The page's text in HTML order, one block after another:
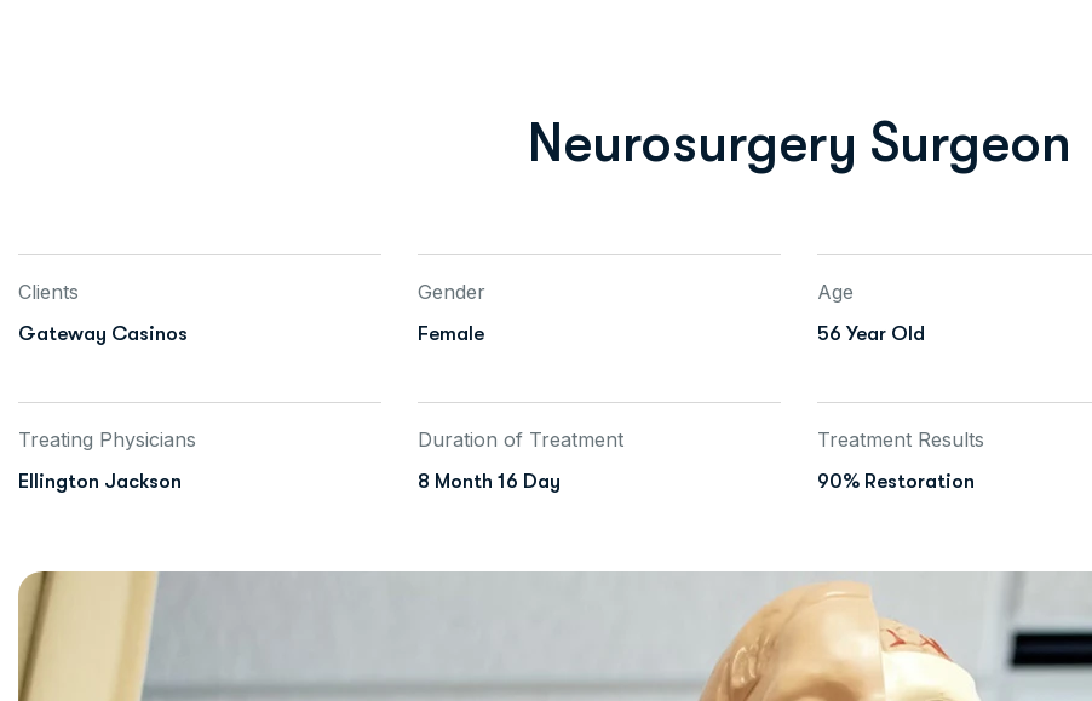
Neurosurgery Surgeon
Clients
Gateway Casinos
Gender
Female
Age
56 Year Old
Treating Physicians
Ellington Jackson
Duration of Treatment
8 Month 16 Day
Treatment Results
90% Restoration